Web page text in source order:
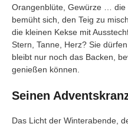
Orangenblüte, Gewürze … die
bemüht sich, den Teig zu
die kleinen Kekse mit
Stern, Tanne, Herz? Sie
bleibt nur noch das Backen,
genießen können.
Seinen
Das Licht der Winterabende,